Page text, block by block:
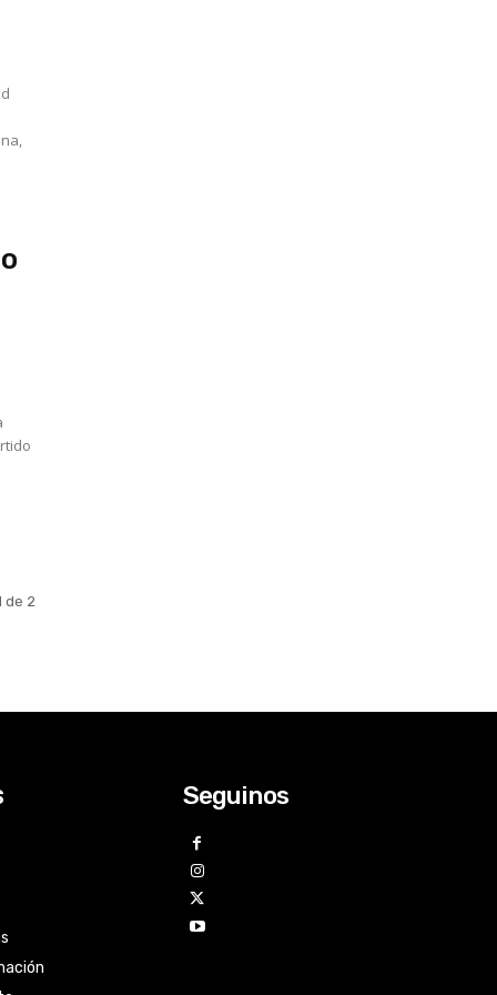
de 2
Seguinos